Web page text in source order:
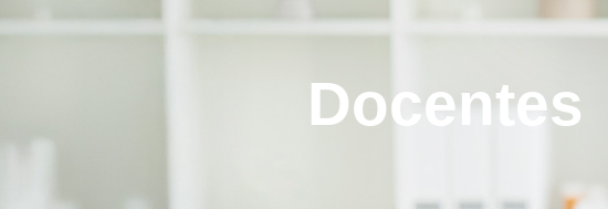
Docentes